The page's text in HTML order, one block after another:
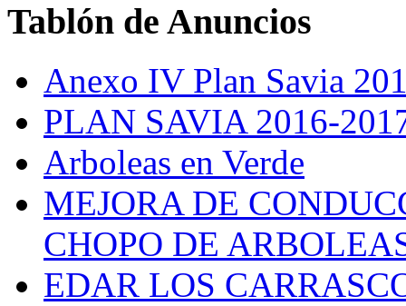
Tablón de Anuncios
Anexo IV Plan Savia
PLAN SAVIA 2016-
Arboleas en Verde
MEJORA DE
CHOPO DE
EDAR LOS